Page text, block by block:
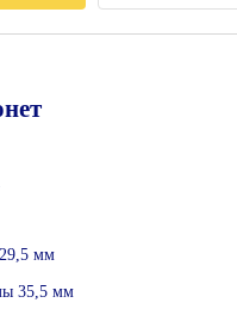
мм
35,5 мм